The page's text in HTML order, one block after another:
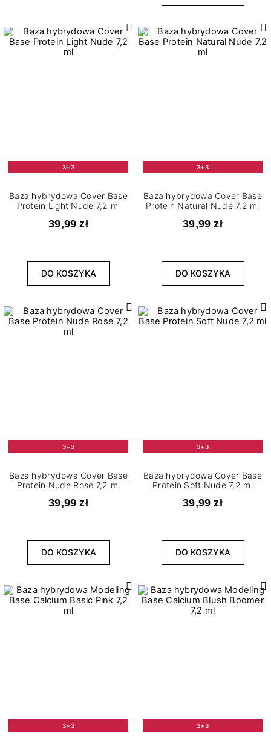
3+3
Baza hybrydowa Cover Base
Protein Light Nude 7,2 ml
39,99 zł
DO KOSZYKA
3+3
Baza hybrydowa Cover Base
Protein Natural Nude 7,2 ml
39,99 zł
DO KOSZYKA
3+3
Baza hybrydowa Cover Base
Protein Nude Rose 7,2 ml
39,99 zł
DO KOSZYKA
3+3
Baza hybrydowa Cover Base
Protein Soft Nude 7,2 ml
39,99 zł
DO KOSZYKA
3+3 3+3